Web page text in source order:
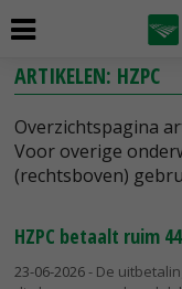
ARTIKELEN: HZPC
Overzichtspagina
Voor overige
(rechtsboven)
HZPC betaalt ruim
23-06-2026- De